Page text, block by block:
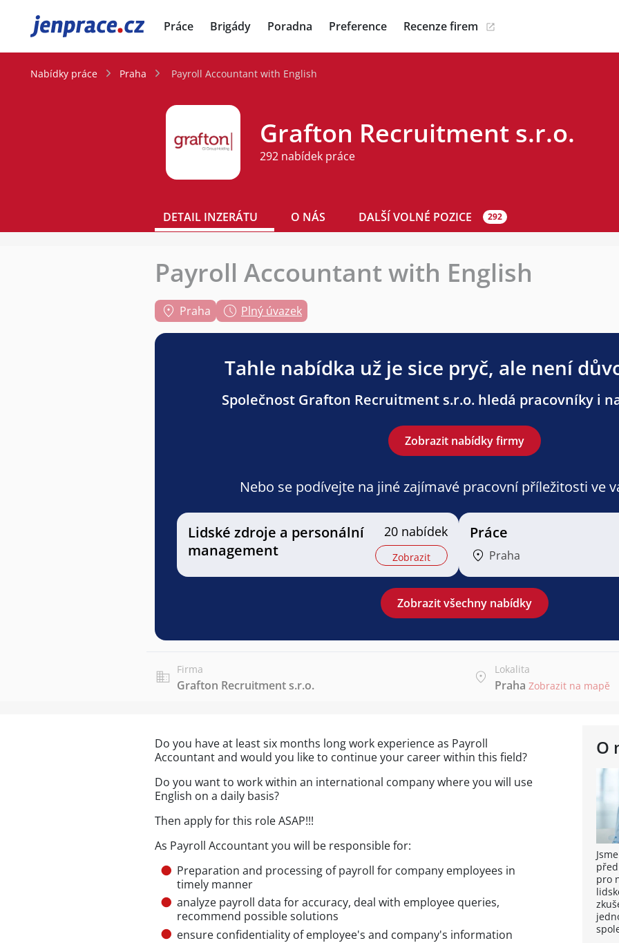
JenPráce.cz Práce Brigády Poradna Preference Recenze firem
Nabídky práce Praha Payroll Accountant with English
Grafton Recruitment s.r.o.
292 nabídek práce
DETAIL INZERÁTU O NÁS DALŠÍ VOLNÉ POZICE 292
Payroll Accountant with English
Praha Plný úvazek
Tahle nabídka už je sice pryč, ale není
Společnost Grafton Recruitment s.r.o. hledá pracovníky i
Zobrazit nabídky firmy
Nebo se podívejte na jiné zajímavé pracovní příležitosti ve
Lidské zdroje a personální
management
20 nabídek
Zobrazit
Práce
Praha
Zobrazit všechny nabídky
Firma
Grafton Recruitment s.r.o.
Lokalita
Praha Zobrazit na mapě
O
pro
Do you have at least six months long work experience as Payroll
Accountant and would you like to continue your career within this field?
Do you want to work within an international company where you will use
English on a daily basis?
Then apply for this role ASAP!!!
As Payroll Accountant you will be responsible for:
Preparation and processing of payroll for company employees in
timely manner
analyze payroll data for accuracy, deal with employee queries,
recommend possible solutions
ensure confidentiality of employee's and company's information